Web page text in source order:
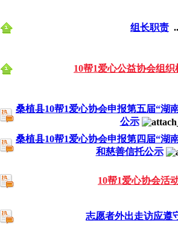
感谢徐作平为10帮1
感谢荣誉在心为10帮
感谢覃利为10帮1爱
谢 放弃也是一种美 为
恭喜桑植10帮1爱心协
湖南民达医药公司 为
组长职责
10帮1爱心公益协会组
桑植县10帮1爱心协会申报第五届“湖
公示
桑植县10帮1爱心协会申报第四届“湖
和慈善信托公示
10帮1爱心协会活
志愿者外出走访应遵